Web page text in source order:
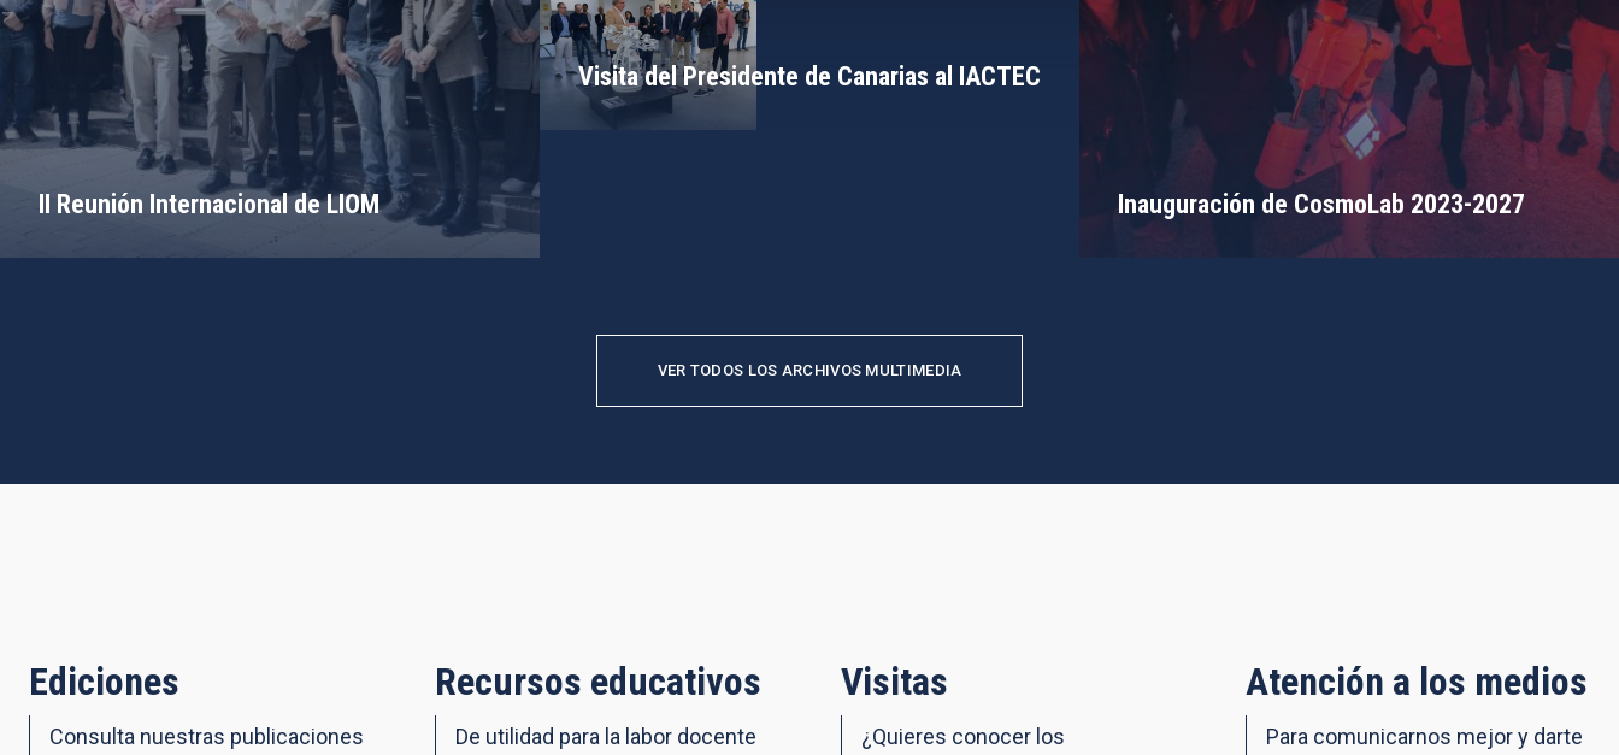
II Reunión Internacional de LIOM Inauguración de CosmoLab 2023-2027
Visita del Presidente de Canarias al IACTEC
VER TODOS LOS ARCHIVOS MULTIMEDIA
Ediciones
Consulta nuestras publicaciones
Recursos educativos
De utilidad para la labor docente
Visitas
¿Quieres conocer los
Atención a los medios
Para comunicarnos mejor y darte